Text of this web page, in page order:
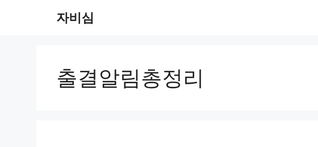
자비심
출결알림총정리